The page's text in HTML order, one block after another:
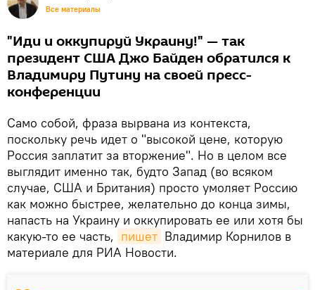
Все материалы
"Иди и оккупируй Украину!" — так
президент США Джо Байден обратился к
Владимиру Путину на своей пресс-
конференции
Само собой, фраза вырвана из контекста,
поскольку речь идет о "высокой цене, которую
Россия заплатит за вторжение". Но в целом все
выглядит именно так, будто Запад (во всяком
случае, США и Британия) просто умоляет Россию
как можно быстрее, желательно до конца зимы,
напасть на Украину и оккупировать ее или хотя бы
какую-то ее часть, пишет Владимир Корнилов в
материале для РИА Новости.